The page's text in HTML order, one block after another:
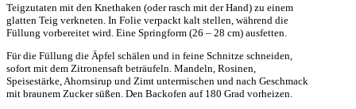
Teigzutaten mit den Knethaken (oder rasch mit der Hand) zu einem
glatten Teig verkneten. In Folie verpackt kalt stellen, während die
Füllung vorbereitet wird. Eine Springform (26 – 28 cm) ausfetten.
Für die Füllung die Äpfel schälen und in feine Schnitze schneiden,
sofort mit dem Zitronensaft beträufeln. Mandeln, Rosinen,
Speisestärke, Ahornsirup und Zimt untermischen und nach Geschmack
mit braunem Zucker süßen. Den Backofen auf 180 Grad vorheizen.